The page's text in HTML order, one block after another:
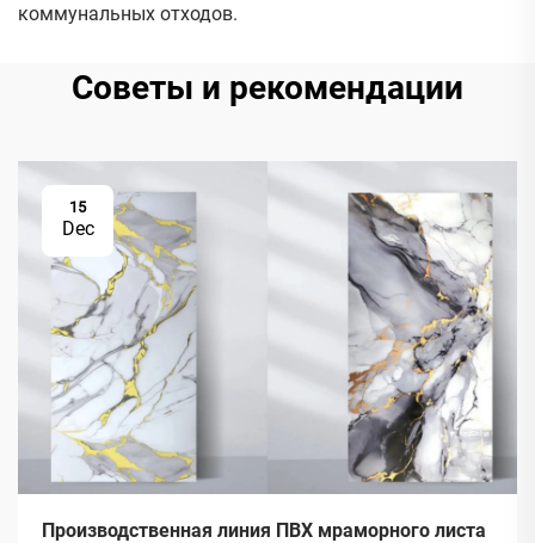
коммунальных отходов.
Советы и рекомендации
15
Dec
Производственная линия ПВХ мраморного листа